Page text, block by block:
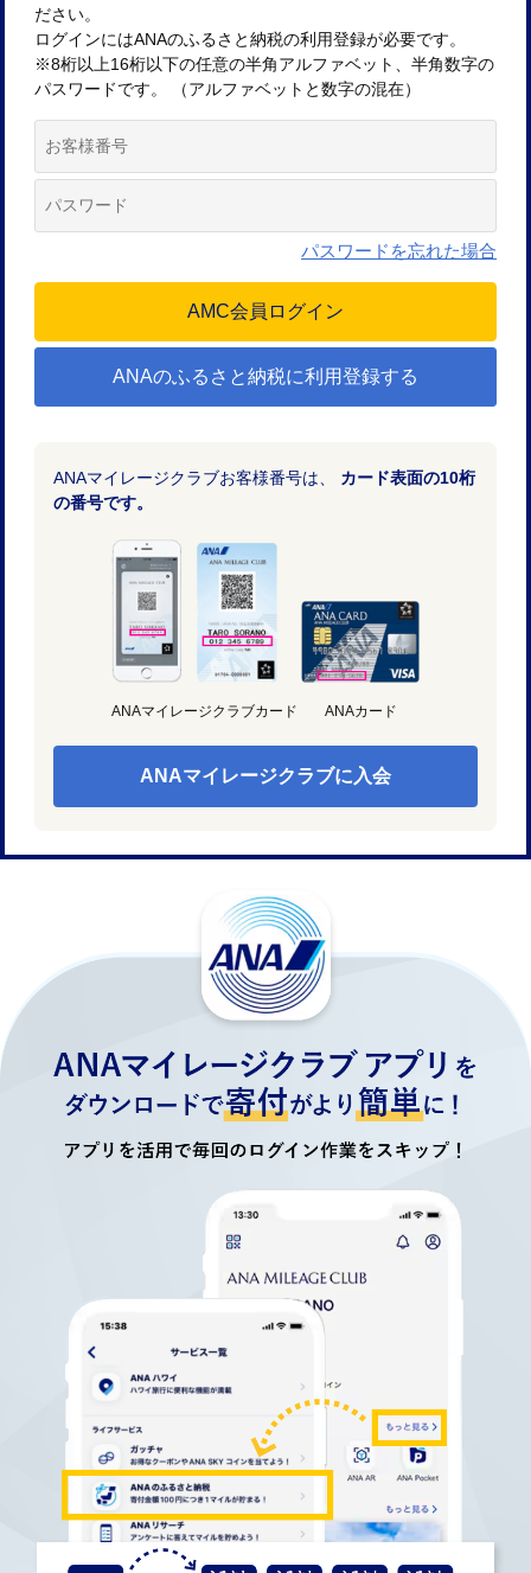
ださい。
ログインにはANAのふるさと納税の利用登録が必要です。
※8桁以上16桁以下の任意の半角アルファベット、半角数字の
パスワードです。 （アルファベットと数字の混在）
パスワードを忘れた場合
ANAのふるさと納税に利用登録する
ANAマイレージクラブお客様番号は、 カード表面の10桁
の番号です。
ANAマイレージクラブカード ANAカード
ANAマイレージクラブに入会